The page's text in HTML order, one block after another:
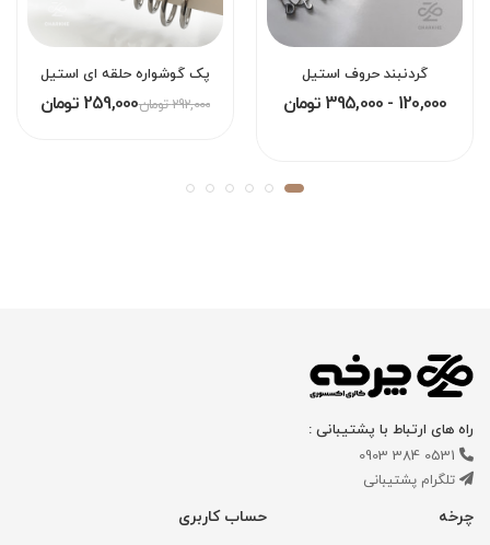
گردنبند حروف استیل
120,000 - 395,000 تومان
پک گوشواره حلقه ای استیل
259,000 تومان 292,000 تومان
راه های ارتباط با پشتیبانی :
0531 384 0903
تلگرام پشتیبانی
چرخه حساب کاربری